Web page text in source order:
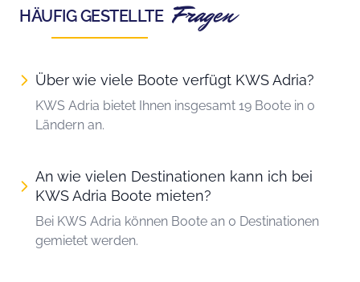
HÄUFIG GESTELLTE Fragen
Über wie viele Boote verfügt KWS Adria?
KWS Adria bietet Ihnen insgesamt 19 Boote in 0
Ländern an.
An wie vielen Destinationen kann ich bei
KWS Adria Boote mieten?
Bei KWS Adria können Boote an 0 Destinationen
gemietet werden.